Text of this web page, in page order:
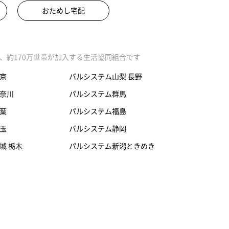
おためし宅配
約170万世帯が加入する生活協同組合です
川
栃木
パルシステム山梨 長野
パルシステム群馬
パルシステム福島
パルシステム静岡
パルシステム新潟ときめき